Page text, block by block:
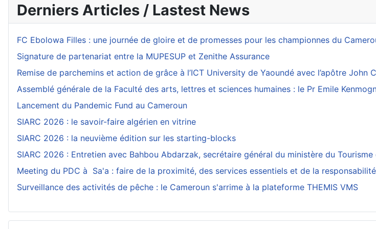
Derniers Articles / Lastest News
FC Ebolowa Filles : une journée de gloire et de promesses pour les championnes du
Signature de partenariat entre la MUPESUP et Zenithe Assurance
Remise de parchemins et action de grâce à l’ICT University de Yaoundé avec l’apôtre John
Assemblé générale de la Faculté des arts, lettres et sciences humaines : le Pr Emile
Lancement du Pandemic Fund au Cameroun
SIARC 2026 : le savoir-faire algérien en vitrine
SIARC 2026 : la neuvième édition sur les starting-blocks
SIARC 2026 : Entretien avec Bahbou Abdarzak, secrétaire général du ministère du
Meeting du PDC à Sa'a : faire de la proximité, des services essentiels et de la
Surveillance des activités de pêche : le Cameroun s'arrime à la plateforme THEMIS VMS